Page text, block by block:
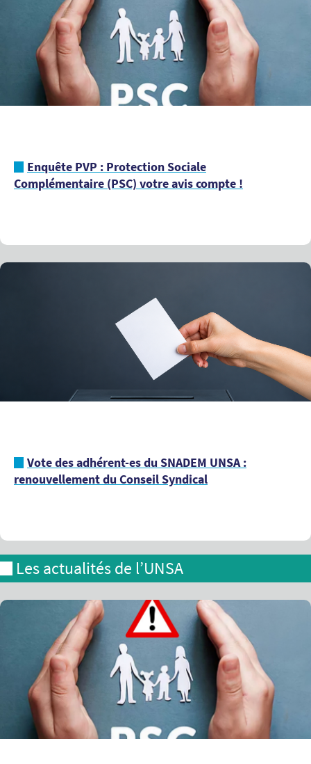
Enquête PVP : Protection Sociale
Complémentaire (PSC) votre avis compte !
Vote des adhérent-es du SNADEM UNSA :
renouvellement du Conseil Syndical
Les actualités de l’UNSA